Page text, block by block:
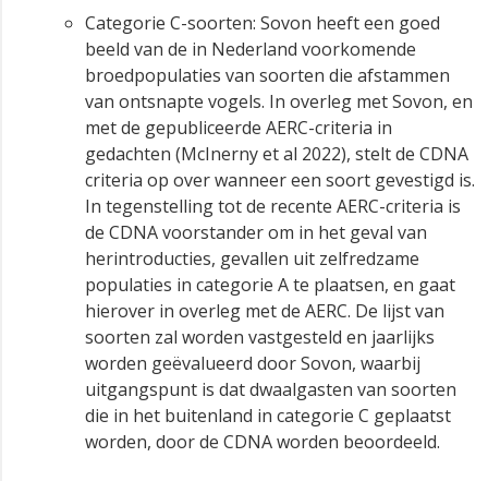
Categorie C-soorten: Sovon heeft een goed
beeld van de in Nederland voorkomende
broedpopulaties van soorten die afstammen
van ontsnapte vogels. In overleg met Sovon, en
met de gepubliceerde AERC-criteria in
gedachten (McInerny et al 2022), stelt de CDNA
criteria op over wanneer een soort gevestigd is.
In tegenstelling tot de recente AERC-criteria is
de CDNA voorstander om in het geval van
herintroducties, gevallen uit zelfredzame
populaties in categorie A te plaatsen, en gaat
hierover in overleg met de AERC. De lijst van
soorten zal worden vastgesteld en jaarlijks
worden geëvalueerd door Sovon, waarbij
uitgangspunt is dat dwaalgasten van soorten
die in het buitenland in categorie C geplaatst
worden, door de CDNA worden beoordeeld.